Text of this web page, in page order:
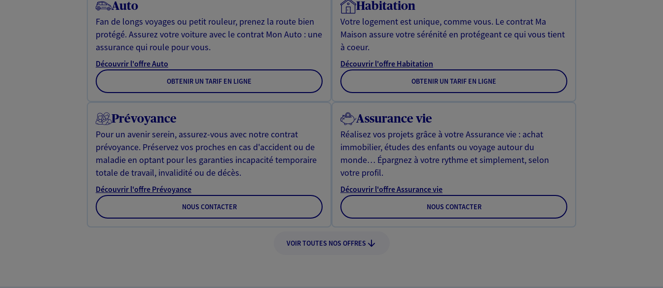
Auto
Fan de longs voyages ou petit rouleur, prenez la route bien
protégé. Assurez votre voiture avec le contrat Mon Auto : une
assurance qui roule pour vous.
Découvrir l'offre Auto
OBTENIR UN TARIF EN LIGNE
Habitation
Votre logement est unique, comme vous. Le contrat Ma
Maison assure votre sérénité en protégeant ce qui vous tient
à coeur.
Découvrir l'offre Habitation
OBTENIR UN TARIF EN LIGNE
Prévoyance
Pour un avenir serein, assurez-vous avec notre contrat
prévoyance. Préservez vos proches en cas d'accident ou de
maladie en optant pour les garanties incapacité temporaire
totale de travail, invalidité ou de décès.
Découvrir l'offre Prévoyance
NOUS CONTACTER
Assurance vie
Réalisez vos projets grâce à votre Assurance vie : achat
immobilier, études des enfants ou voyage autour du
monde… Épargnez à votre rythme et simplement, selon
votre profil.
Découvrir l'offre Assurance vie
NOUS CONTACTER
VOIR TOUTES NOS OFFRES